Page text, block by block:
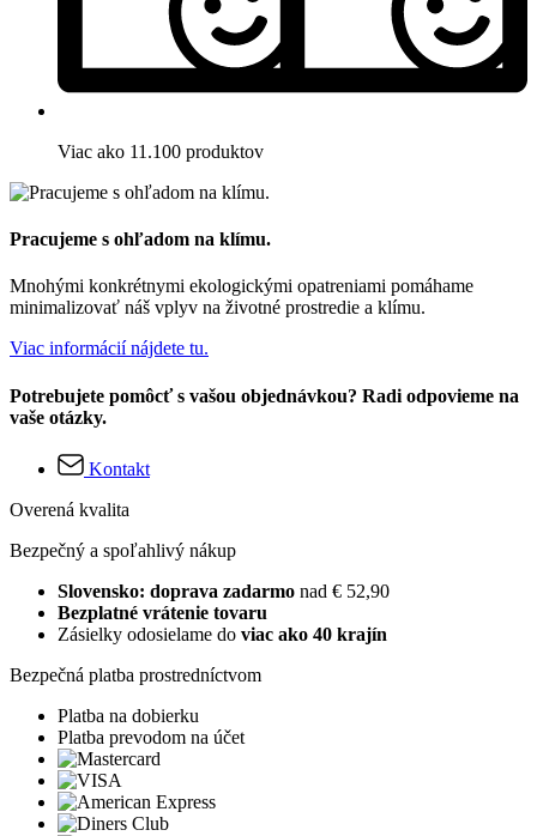
Viac ako 11.100 produktov
Pracujeme s ohľadom na klímu.
Mnohými konkrétnymi ekologickými opatreniami pomáhame
minimalizovať náš vplyv na životné prostredie a klímu.
Viac informácií nájdete tu.
Potrebujete pomôcť s vašou objednávkou? Radi odpovieme na
vaše otázky.
Kontakt
Overená kvalita
Bezpečný a spoľahlivý nákup
Slovensko: doprava zadarmo nad € 52,90
Bezplatné vrátenie tovaru
Zásielky odosielame do viac ako 40 krajín
Bezpečná platba prostredníctvom
Platba na dobierku
Platba prevodom na účet